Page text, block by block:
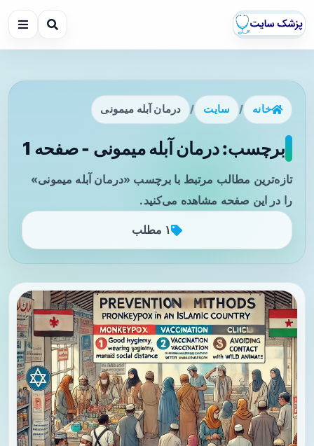
خانه / سایت / درمان آبله میمونی
برچسب: درمان آبله میمونی - صفحه 1
تازه‌ترین مطالب مرتبط با برچسب «درمان آبله میمونی»
را در این صفحه مشاهده می‌کنید.
۱ مطلب